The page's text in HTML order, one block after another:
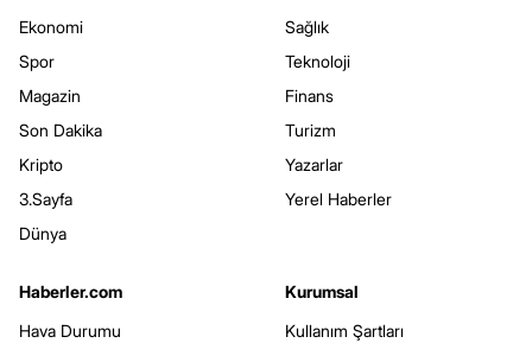
Ekonomi
Spor
Magazin
Son Dakika
Kripto
3.Sayfa
Dünya
Sağlık
Teknoloji
Finans
Turizm
Yazarlar
Yerel Haberler
Haberler.com
Hava Durumu
Kurumsal
Kullanım Şartları